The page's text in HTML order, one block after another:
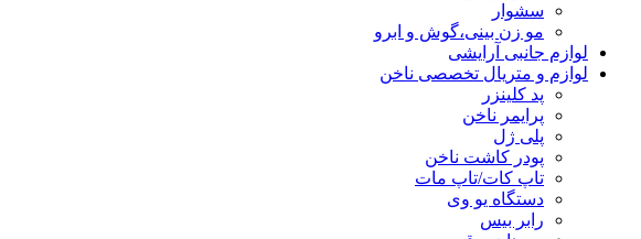
سشوار
مو زن بینی،گوش و ابرو
لوازم جانبی آرایشی
لوازم و متریال تخصصی ناخن
پد کلینزر
پرایمر ناخن
پلی ژل
پودر کاشت ناخن
تاپ کات/تاپ مات
دستگاه یو وی
رابر بیس